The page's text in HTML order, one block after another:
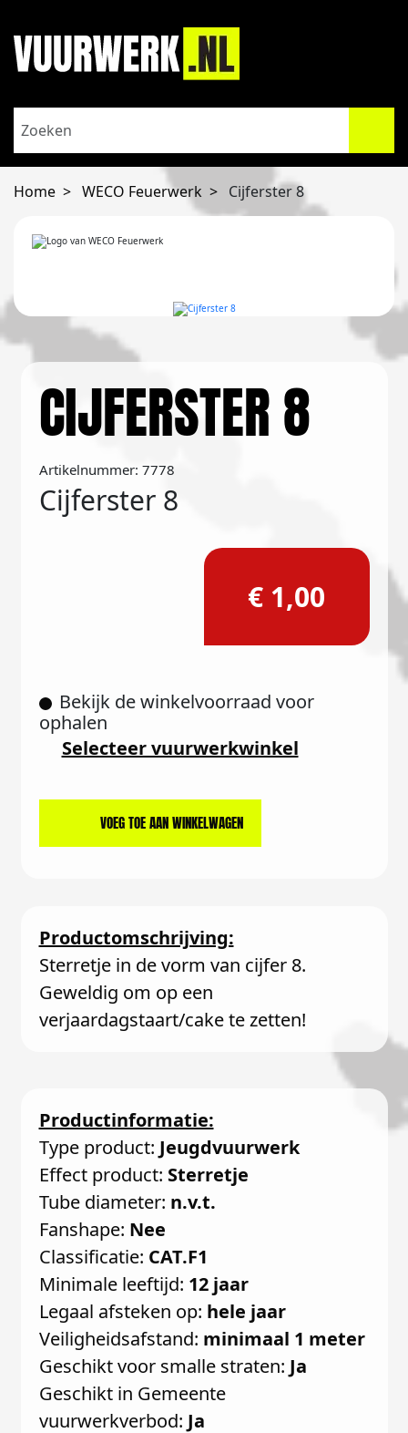
Home WECO Feuerwerk Cijferster 8
CIJFERSTER 8
Artikelnummer: 7778
Cijferster 8
€ 1,00
Bekijk de winkelvoorraad voor
ophalen
Selecteer vuurwerkwinkel
VOEG TOE AAN WINKELWAGEN
Productomschrijving:
Sterretje in de vorm van cijfer 8.
Geweldig om op een
verjaardagstaart/cake te zetten!
Productinformatie:
Type product: Jeugdvuurwerk
Effect product: Sterretje
Tube diameter: n.v.t.
Fanshape: Nee
Classificatie: CAT.F1
Minimale leeftijd: 12 jaar
Legaal afsteken op: hele jaar
Veiligheidsafstand: minimaal 1 meter
Geschikt voor smalle straten: Ja
Geschikt in Gemeente
vuurwerkverbod: Ja